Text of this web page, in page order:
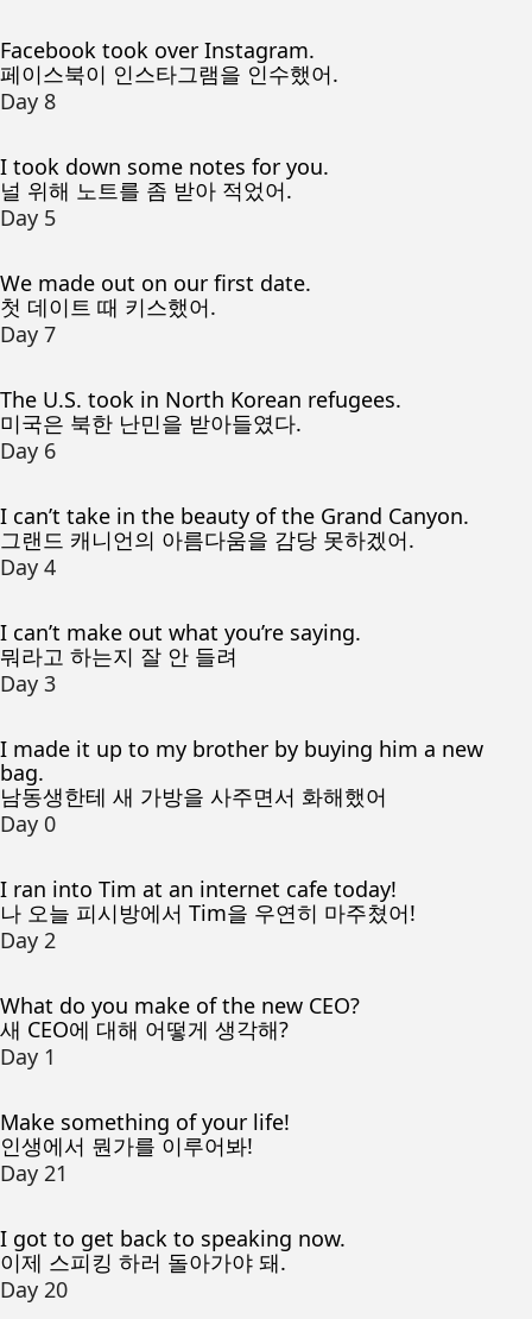
Facebook took over Instagram.
페이스북이 인스타그램을 인수했어.
Day 8
I took down some notes for you.
널 위해 노트를 좀 받아 적었어.
Day 5
We made out on our first date.
첫 데이트 때 키스했어.
Day 7
The U.S. took in North Korean refugees.
미국은 북한 난민을 받아들였다.
Day 6
I can’t take in the beauty of the Grand Canyon.
그랜드 캐니언의 아름다움을 감당 못하겠어.
Day 4
I can’t make out what you’re saying.
뭐라고 하는지 잘 안 들려
Day 3
I made it up to my brother by buying him a new
bag.
남동생한테 새 가방을 사주면서 화해했어
Day 0
I ran into Tim at an internet cafe today!
나 오늘 피시방에서 Tim을 우연히 마주쳤어!
Day 2
What do you make of the new CEO?
새 CEO에 대해 어떻게 생각해?
Day 1
Make something of your life!
인생에서 뭔가를 이루어봐!
Day 21
I got to get back to speaking now.
이제 스피킹 하러 돌아가야 돼.
Day 20